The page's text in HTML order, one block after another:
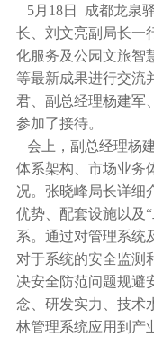
5月18日 成都龙泉
长、刘文亮副局长一
化服务及公园文旅智
等最新成果进行交流
君、副总经理杨建军
参加了接待。
会上，副总经理杨
体系架构、市场业务
况。张晓峰局长详细
优势、配套设施以及
系。通过对管理系统
对于系统的安全监测
决安全防范问题规避
念、研发实力、技术
林管理系统应用到产